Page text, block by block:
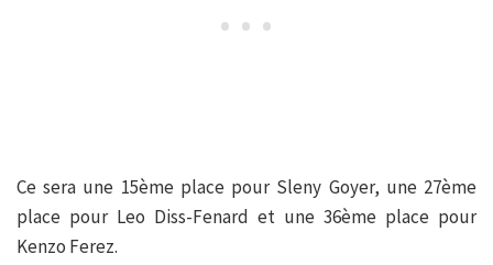
Ce sera une 15ème place pour Sleny Goyer, une 27ème
place pour Leo Diss-Fenard et une 36ème place pour
Kenzo Ferez.